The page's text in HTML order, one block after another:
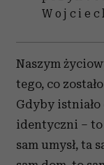
Naszym
tego, co
Gdyby
identyczni – to
sam umysł, ta